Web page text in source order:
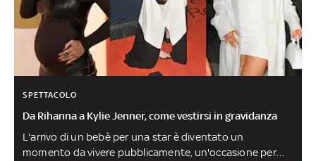
SPETTACOLO
Da Rihanna a Kylie Jenner, come vestirsi in gravidanza
L'arrivo di un bebè per una star è diventato un
momento da vivere pubblicamente, un'occasione per